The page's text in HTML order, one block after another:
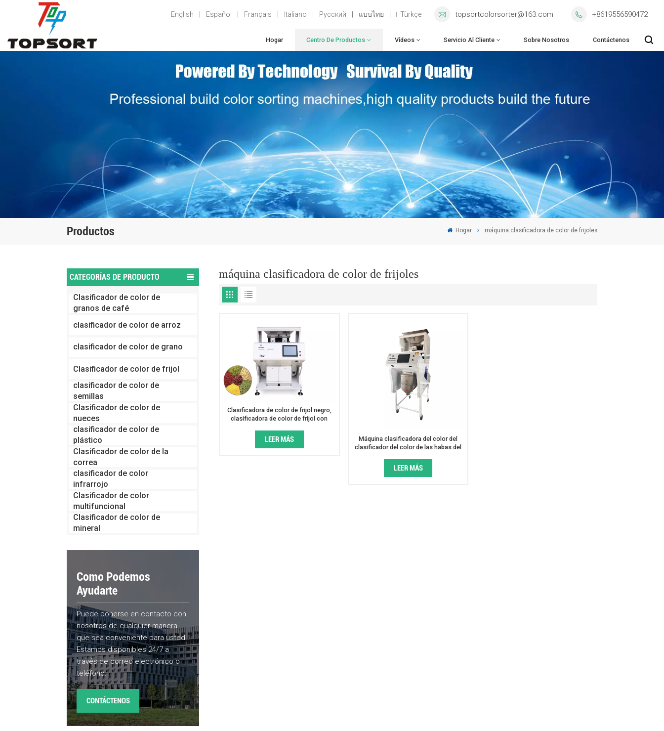
English Español Français Italiano Русский แบบไทย Türkçe topsortcolorsorter@163.com +8619556590472
Hogar Centro De Productos Vídeos Servicio Al Cliente Sobre Nosotros Contáctenos
Productos Hogar máquina clasificadora de color de frijoles
CATEGORÍAS DE PRODUCTO
Clasificador de color de
granos de café
clasificador de color de arroz
clasificador de color de grano
Clasificador de color de frijol
clasificador de color de
semillas
Clasificador de color de
nueces
clasificador de color de
plástico
Clasificador de color de la
correa
clasificador de color
infrarrojo
Clasificador de color
multifuncional
Clasificador de color de
mineral
Como Podemos
Ayudarte
Puede ponerse en contacto con
nosotros de cualquier manera
que sea conveniente para usted.
Estamos disponibles 24/7 a
través de correo electrónico o
teléfono.
CONTÁCTENOS
máquina clasificadora de color de frijoles
Clasificadora de color de frijol negro,
clasificadora de color de frijol con
LEER MÁS
Máquina clasificadora del color del
clasificador del color de las habas del
riñón
LEER MÁS